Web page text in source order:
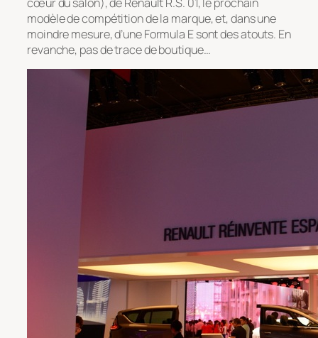
modèle de compétition de la marque, et, dans une
moindre mesure, d’une Formula E sont des atouts. En
revanche, pas de trace de boutique…